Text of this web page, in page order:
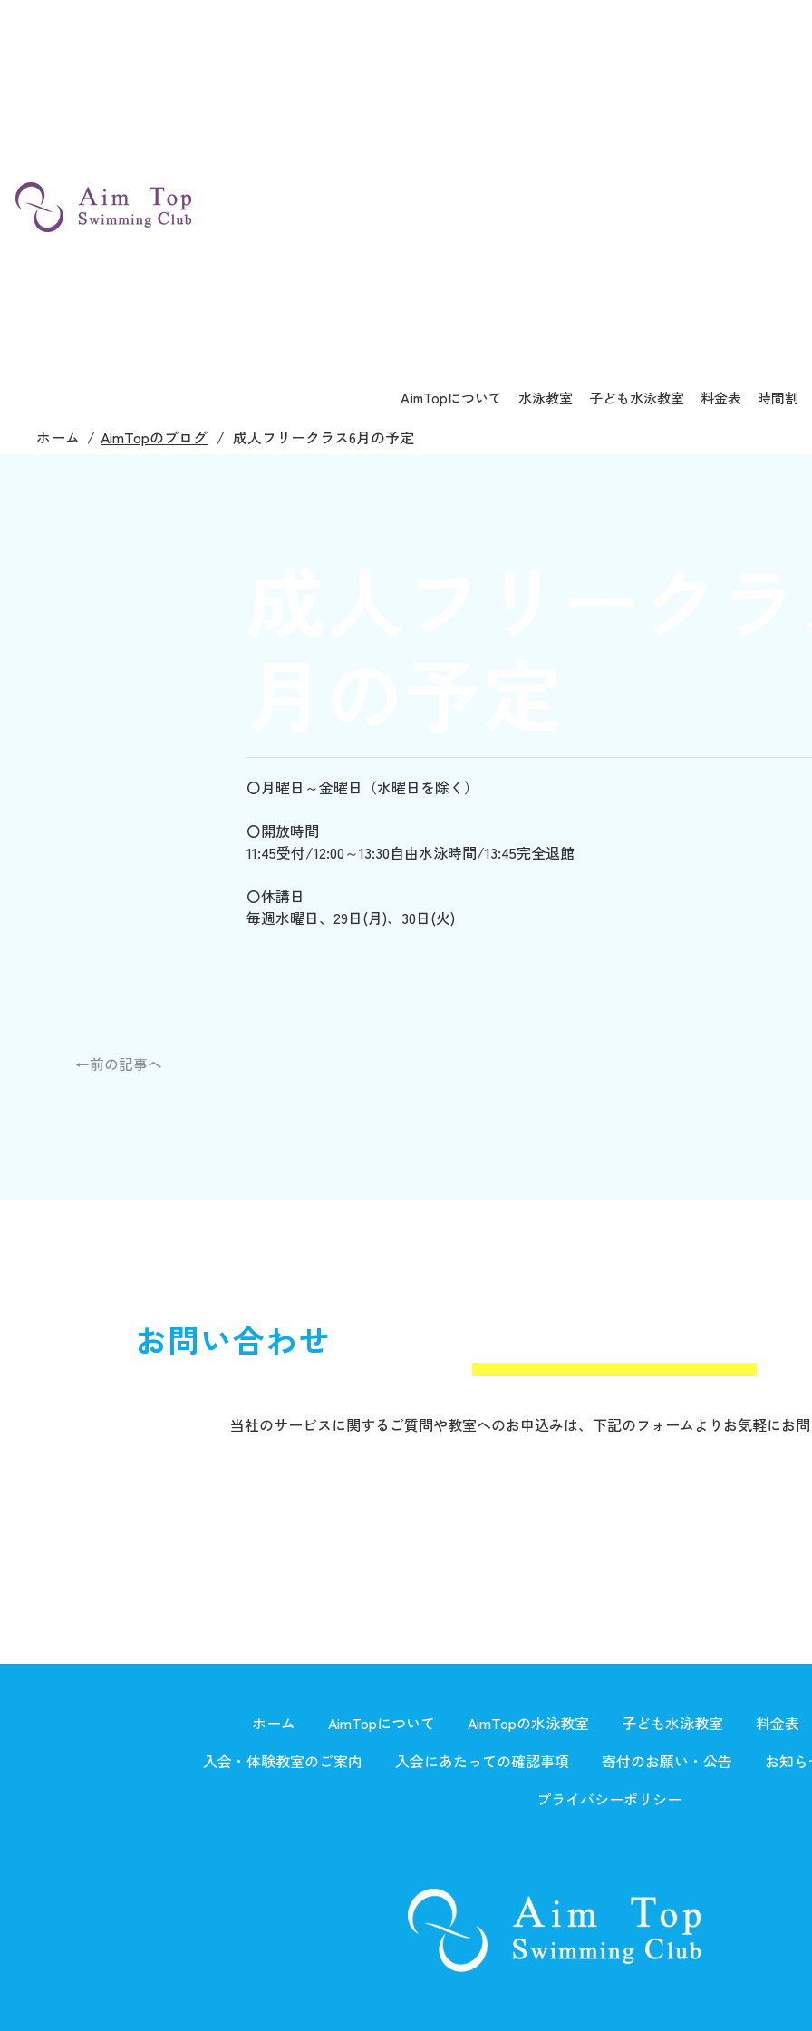
AimTopについて 水泳教室 子ども水泳教室 料金表 時間割
〇月曜日～金曜日（水曜日を除く）
〇開放時間
11:45受付/12:00～13:30自由水泳時間/13:45完全退館
〇休講日
毎週水曜日、29日(月)、30日(火)
←前の記事へ
ホーム / AimTopのブログ / 成人フリークラス6月の予定
お問い合わせ
当社のサービスに関するご質問や教室へのお申込みは、下記のフォームよりお気軽にお
ホーム AimTopについて AimTopの水泳教室 子ども水泳教室
料金表
入会・体験教室のご案内
入会にあたっての確認事項 寄付のお願い・公告
お知
プライバシーポリシー